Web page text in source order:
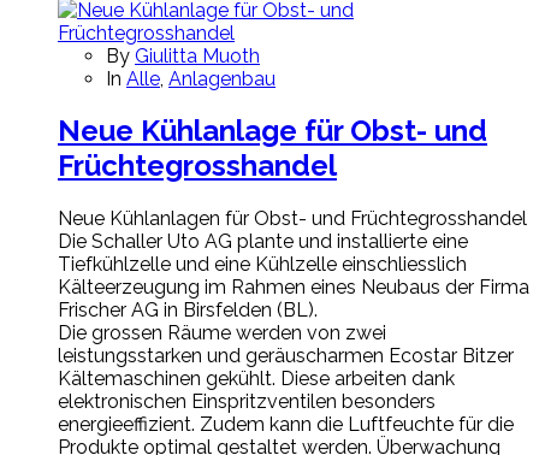
By Giulitta Muoth
In Alle Anlagenbau
Neue Kühlanlage für Obst- und
Früchtegrosshandel
Neue Kühlanlagen für Obst- und Früchtegrosshandel
Die Schaller Uto AG plante und installierte eine
Tiefkühlzelle und eine Kühlzelle einschliesslich
Kälteerzeugung im Rahmen eines Neubaus der Firma
Frischer AG in Birsfelden (BL).
Die grossen Räume werden von zwei
leistungsstarken und geräuscharmen Ecostar Bitzer
Kältemaschinen gekühlt. Diese arbeiten dank
elektronischen Einspritzventilen besonders
energieeffizient. Zudem kann die Luftfeuchte für die
Produkte optimal gestaltet werden. Überwachung